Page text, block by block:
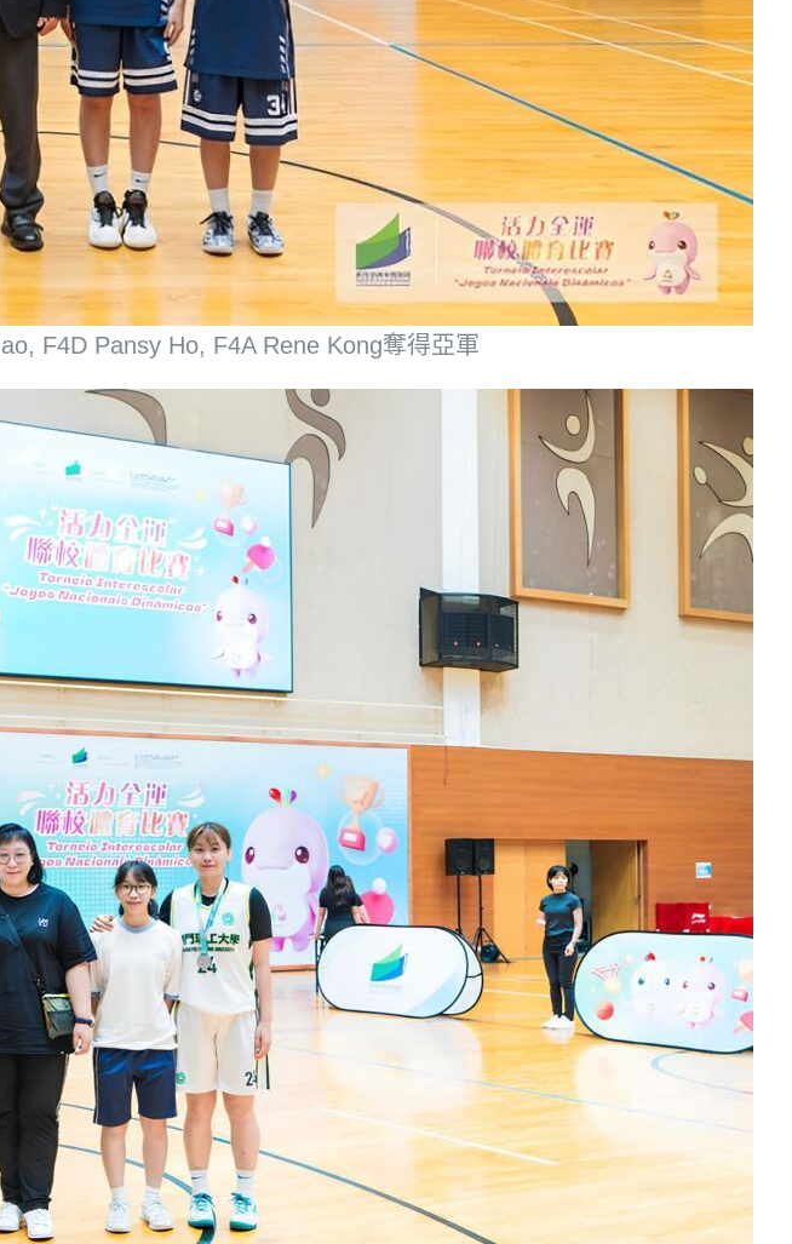
F4D Pansy Ho, F4A Rene Kong奪得亞軍